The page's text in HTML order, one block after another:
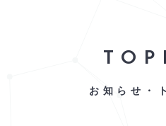
お知らせ・